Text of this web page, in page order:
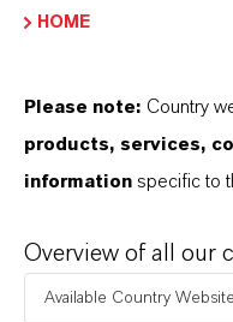
(CAS-Register
HOME
Please note: Country
products, services,
information specific to
Overview of all our
Available Country